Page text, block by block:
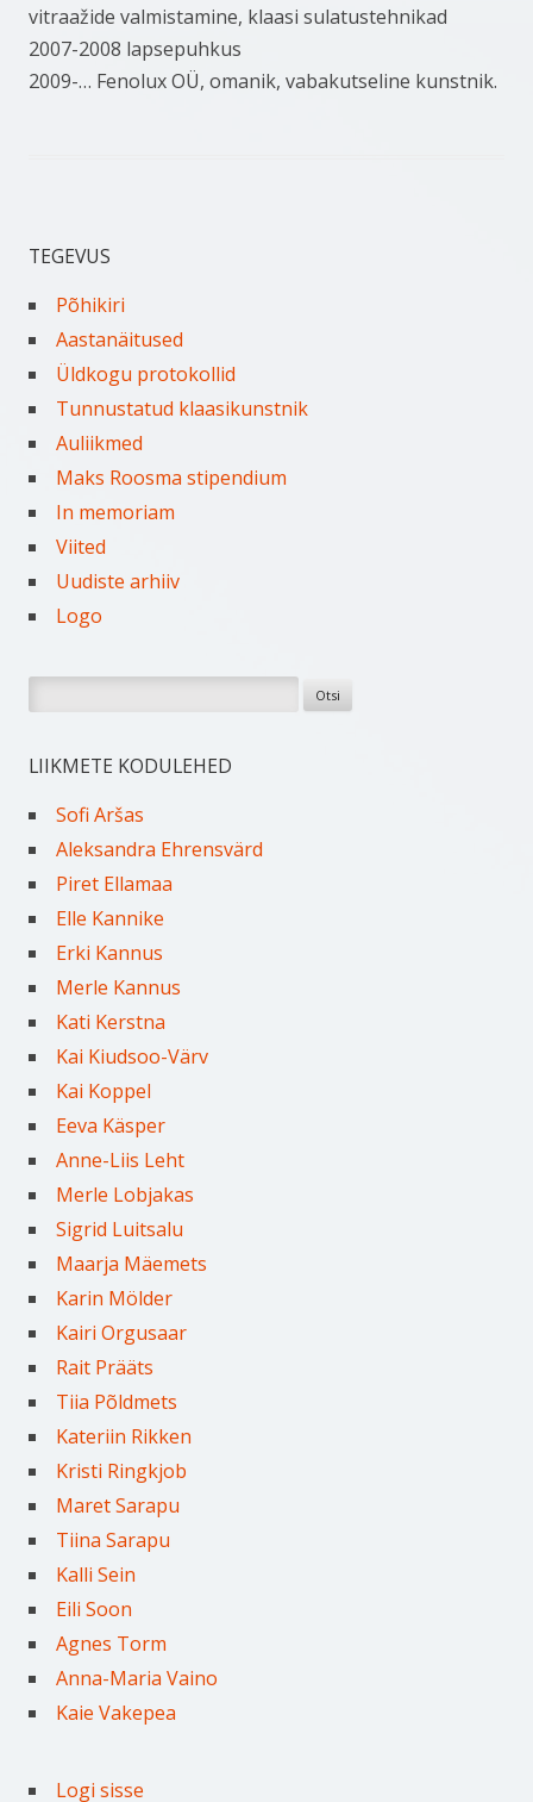
vitraažide valmistamine, klaasi sulatustehnikad
2007-2008 lapsepuhkus
2009-… Fenolux OÜ, omanik, vabakutseline kunstnik.
TEGEVUS
Põhikiri
Aastanäitused
Üldkogu protokollid
Tunnustatud klaasikunstnik
Auliikmed
Maks Roosma stipendium
In memoriam
Viited
Uudiste arhiiv
Logo
LIIKMETE KODULEHED
Sofi Aršas
Aleksandra Ehrensvärd
Piret Ellamaa
Elle Kannike
Erki Kannus
Merle Kannus
Kati Kerstna
Kai Kiudsoo-Värv
Kai Koppel
Eeva Käsper
Anne-Liis Leht
Merle Lobjakas
Sigrid Luitsalu
Maarja Mäemets
Karin Mölder
Kairi Orgusaar
Rait Prääts
Tiia Põldmets
Kateriin Rikken
Kristi Ringkjob
Maret Sarapu
Tiina Sarapu
Kalli Sein
Eili Soon
Agnes Torm
Anna-Maria Vaino
Kaie Vakepea
Logi sisse